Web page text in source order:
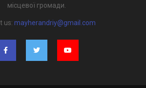
місцевої громади.
us: mayherandriy@gmail.com